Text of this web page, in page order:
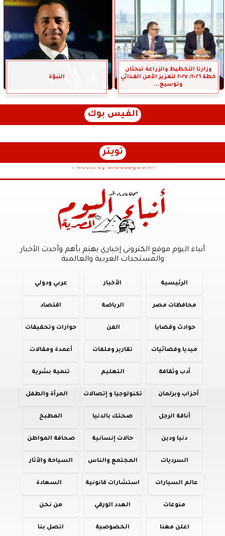
وزارتا التخطيط والزراعة تبحثان
خطة ٢٠٢٦/ ٢٠٢٧ لتعزيز الأمن الغذائي
وتوسيع...
النبؤة
الفيس بوك
تويتر
Tweets by anbaaalyoum1
أنباء اليوم موقع الكترونى إخباري يهتم بأهم وأحدث الأخبار
والمستجدات العربية والعالمية
الرئيسية الأخبار عربي ودولي
محافظات مصر الرياضة اقتصاد
حوادث وقضايا الفن حوارات وتحقيقات
ميديا وفضائيات تقارير وملفات أعمدة ومقالات
أدب وثقافة التعليم تنمية بشرية
أحزاب وبرلمان تكنولوجيا و إتصالات المرأة والطفل
أناقة الرجل صحتك بالدنيا المطبخ
دنيا ودين حالات إنسانية صحافة المواطن
السرديات المجتمع والناس السياحة والأثار
عالم السيارات استشارات قانونية السعادة
منوعات العدد الورقي من نحن
اعلن معنا الخصوصية اتصل بنا